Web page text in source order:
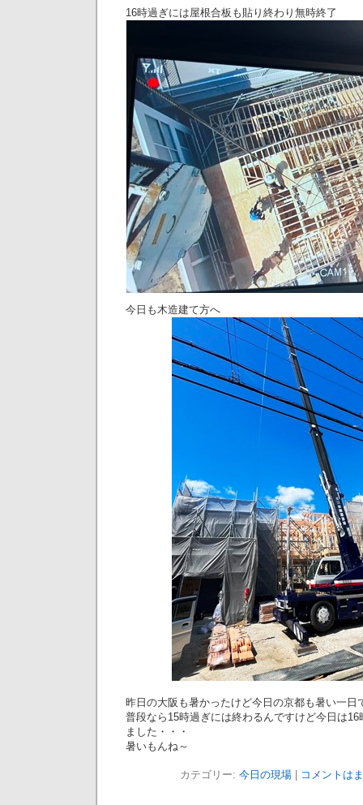
16時過ぎには屋根合板も貼り終わり無時終了
今日も木造建て方へ
昨日の大阪も暑かったけど今日の京都も暑い一日
普段なら15時過ぎには終わるんですけど今日は
ました・・・
暑いもんね～
カテゴリー: 今日の現場 コメントは